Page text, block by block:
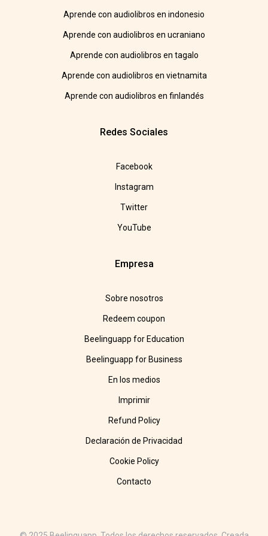
Aprende con audiolibros en indonesio
Aprende con audiolibros en ucraniano
Aprende con audiolibros en tagalo
Aprende con audiolibros en vietnamita
Aprende con audiolibros en finlandés
Redes Sociales
Facebook
Instagram
Twitter
YouTube
Empresa
Sobre nosotros
Redeem coupon
Beelinguapp for Education
Beelinguapp for Business
En los medios
Imprimir
Refund Policy
Declaración de Privacidad
Cookie Policy
Contacto